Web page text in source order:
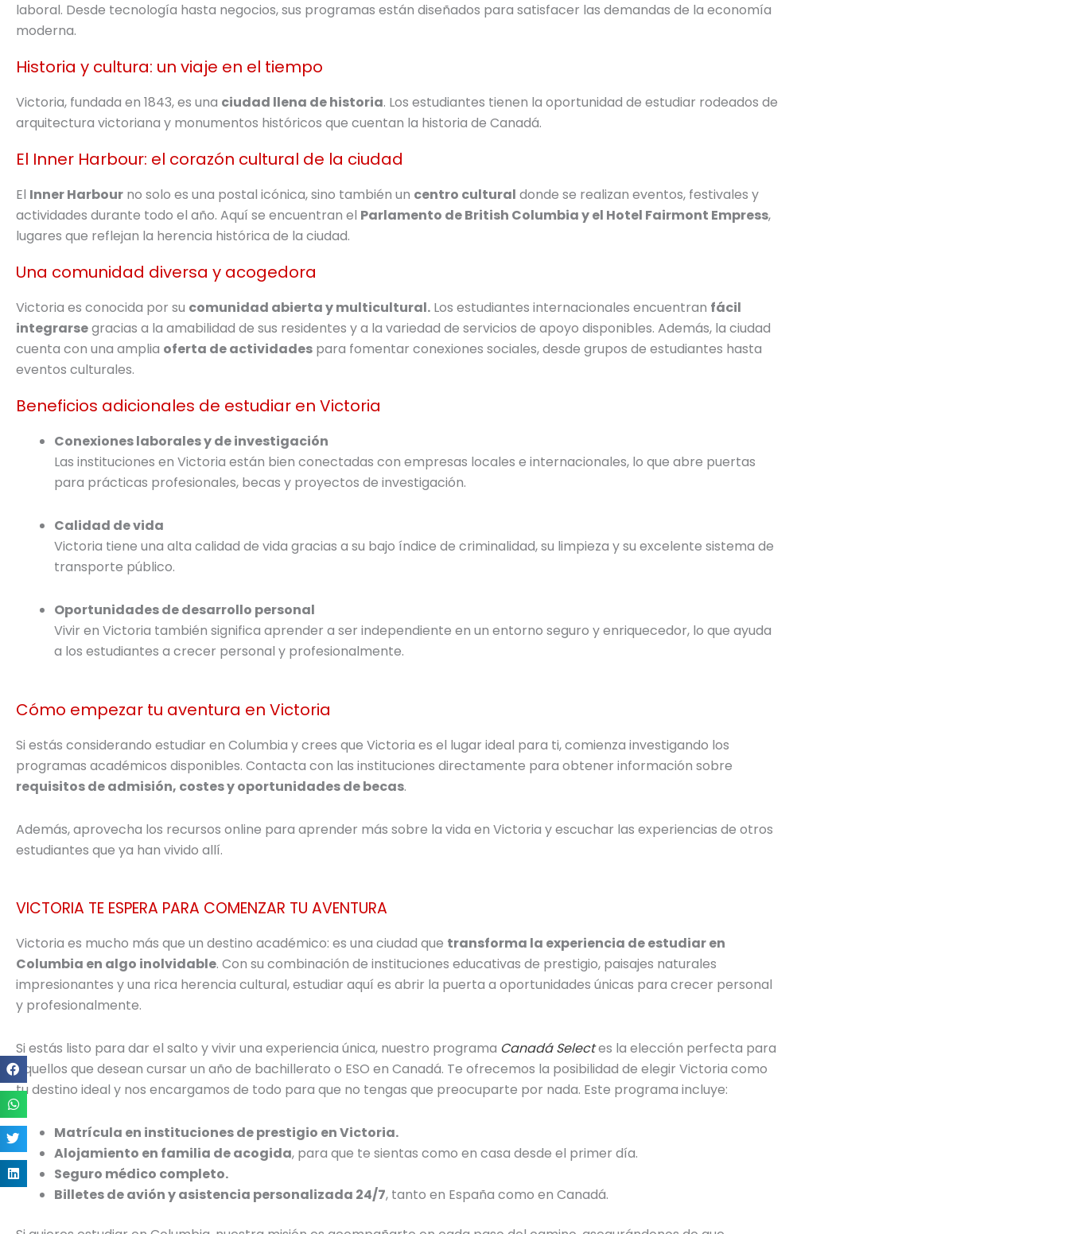
laboral. Desde tecnología hasta negocios, sus programas están diseñados para satisfacer las demandas de la economía
moderna.
Historia y cultura: un viaje en el tiempo
Victoria, fundada en 1843, es una ciudad llena de historia. Los estudiantes tienen la oportunidad de estudiar rodeados de
arquitectura victoriana y monumentos históricos que cuentan la historia de Canadá.
El Inner Harbour: el corazón cultural de la ciudad
El Inner Harbour no solo es una postal icónica, sino también un centro cultural donde se realizan eventos, festivales y
actividades durante todo el año. Aquí se encuentran el Parlamento de British Columbia y el Hotel Fairmont Empress,
lugares que reflejan la herencia histórica de la ciudad.
Una comunidad diversa y acogedora
Victoria es conocida por su comunidad abierta y multicultural. Los estudiantes internacionales encuentran fácil
integrarsegracias a la amabilidad de sus residentes y a la variedad de servicios de apoyo disponibles. Además, la ciudad
cuenta con una amplia oferta de actividades para fomentar conexiones sociales, desde grupos de estudiantes hasta
eventos culturales.
Beneficios adicionales de estudiar en Victoria
Conexiones laborales y de investigación
Las instituciones en Victoria están bien conectadas con empresas locales e internacionales, lo que abre puertas
para prácticas profesionales, becas y proyectos de investigación.
Calidad de vida
Victoria tiene una alta calidad de vida gracias a su bajo índice de criminalidad, su limpieza y su excelente sistema de
transporte público.
Oportunidades de desarrollo personal
Vivir en Victoria también significa aprender a ser independiente en un entorno seguro y enriquecedor, lo que ayuda
a los estudiantes a crecer personal y profesionalmente.
Cómo empezar tu aventura en Victoria
Si estás considerando estudiar en Columbia y crees que Victoria es el lugar ideal para ti, comienza investigando los
programas académicos disponibles. Contacta con las instituciones directamente para obtener información sobre
requisitos de admisión, costes y oportunidades de becas.
Además, aprovecha los recursos online para aprender más sobre la vida en Victoria y escuchar las experiencias de otros
estudiantes que ya han vivido allí.
VICTORIA TE ESPERA PARA COMENZAR TU AVENTURA
Victoria es mucho más que un destino académico: es una ciudad que transforma la experiencia de estudiar en
Columbia en algo inolvidable. Con su combinación de instituciones educativas de prestigio, paisajes naturales
impresionantes y una rica herencia cultural, estudiar aquí es abrir la puerta a oportunidades únicas para crecer personal
y profesionalmente.
Si estás listo para dar el salto y vivir una experiencia única, nuestro programa Canadá Selectes la elección perfecta para
aquellos que desean cursar un año de bachillerato o ESO en Canadá. Te ofrecemos la posibilidad de elegir Victoria como
tu destino ideal y nos encargamos de todo para que no tengas que preocuparte por nada. Este programa incluye:
Matrícula en instituciones de prestigio en Victoria.
Alojamiento en familia de acogida, para que te sientas como en casa desde el primer día.
Seguro médico completo.
Billetes de avión y asistencia personalizada 24/7, tanto en España como en Canadá.